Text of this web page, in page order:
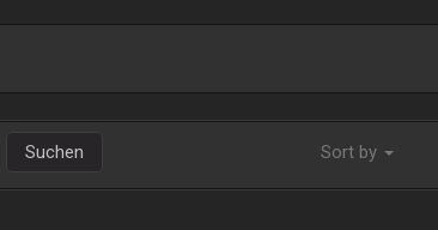
Suchen Sort by